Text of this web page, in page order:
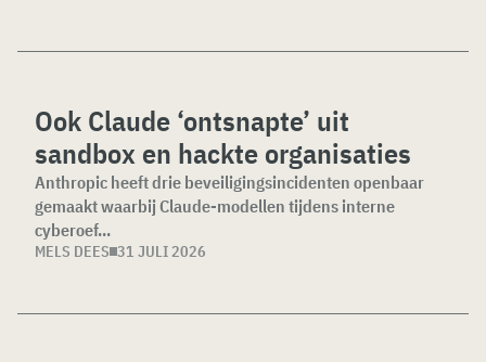
Ook Claude ‘ontsnapte’ uit
sandbox en hackte organisaties
Anthropic heeft drie beveiligingsincidenten openbaar
gemaakt waarbij Claude-modellen tijdens interne
cyberoef...
MELS DEES 31 JULI 2026